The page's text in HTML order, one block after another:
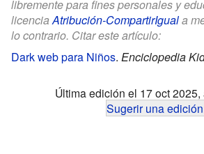
libremente para fines personales y
licencia Atribución-CompartirIguala
lo contrario. Citar este artículo:
Dark web para Niños. Enciclopedia
Última edición el 17 oct 2025,
Sugerir una edición